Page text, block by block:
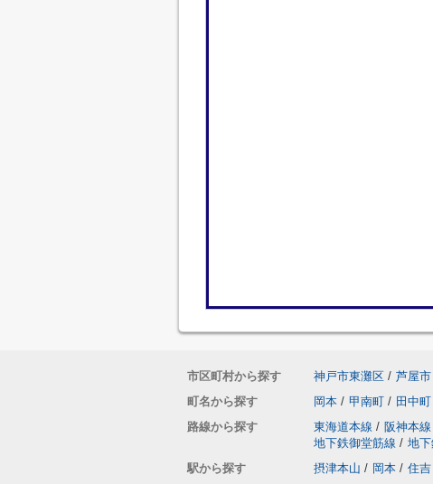
市区町村から探す 神戸市東灘区 / 芦屋市
町名から探す
岡本 / 甲南町 / 田中町
路線から探す
東海道本線 / 阪神本線
地下鉄御堂筋線 / 地
駅から探す
摂津本山 / 岡本 / 住吉